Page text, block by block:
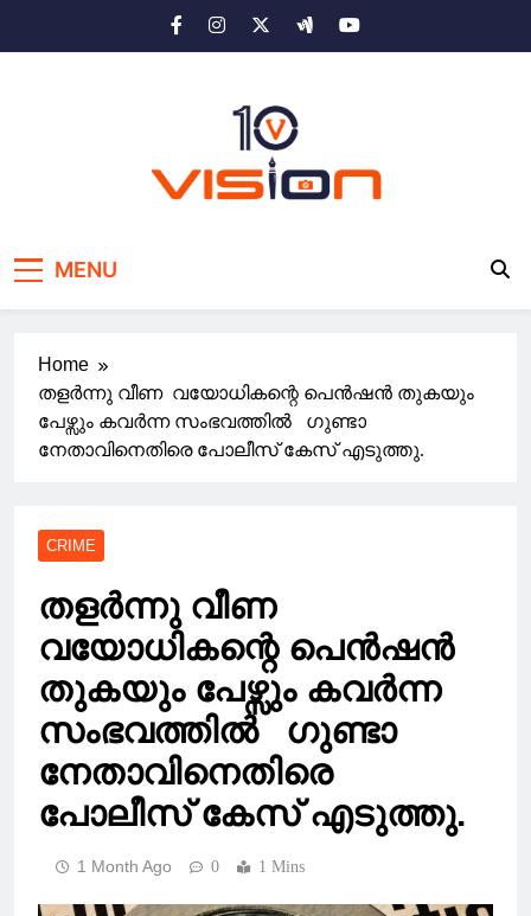
MENU
Home
തളർന്നു വീണ വയോധികന്റെ പെൻഷൻ തുകയും
പേഴ്സും കവർന്ന സംഭവത്തില്‍ ഗുണ്ടാ
നേതാവിനെതിരെ പോലീസ് കേസ് എടുത്തു.
CRIME
തളർന്നു വീണ
വയോധികന്റെ പെൻഷൻ
തുകയും പേഴ്സും കവർന്ന
സംഭവത്തില്‍ ഗുണ്ടാ
നേതാവിനെതിരെ
പോലീസ് കേസ് എടുത്തു.
1 Month Ago 0 1 Mins